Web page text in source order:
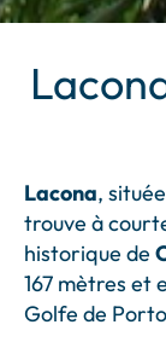
Lacona,
trouve à
historique de
167 mètres et
Golfe de